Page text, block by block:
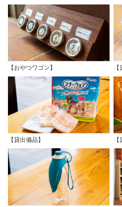
【おやつワゴン】
【貸出備品】